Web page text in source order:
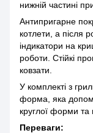
нижній частині
Антипригарне
котлети, а після
індикатори на
роботи. Стійкі
ковзати.
У комплекті з
форма, яка
круглої форми та
Переваги: